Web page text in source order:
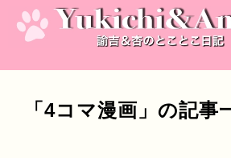
「4コマ漫画」の記事